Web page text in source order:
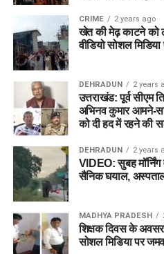
CRIME 2 years ago
खेत की मेढ़ काटने को
वीडियो सोशल
DEHRADUN 2 years
उत्तराखंड: पूर्व सीएम
अभिनव कुमार आमने-
को दी हद में रहने की
DEHRADUN 2 years
VIDEO: सुबह मॉर्निंग
सैनिक घयाल, अस्पताल
MADHYA PRADESH
शिक्षक दिवस के अवसर
सोशल मिडिया पर